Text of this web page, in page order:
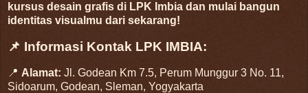
kursus desain grafis di LPK Imbia dan mulai bangun
identitas visualmu dari sekarang!
📌 Informasi Kontak LPK IMBIA:
📍 Alamat: Jl. Godean Km 7.5, Perum Munggur 3 No. 11,
Sidoarum, Godean, Sleman, Yogyakarta